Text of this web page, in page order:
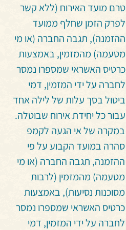
טרם מועד האירוח (ללא קשר
לפרק הזמן שחלף ממועד
ההזמנה), תגבה החברה (או מי
מטעמה) מהמזמין, באמצעות
כרטיס האשראי שמספרו נמסר
לחברה על ידי המזמין, דמי
ביטול בסך עלות של לילה אחד
עבור כל יחידת אירוח שבוטלה.
במקרה של אי הגעה לקמפ
סהרה במועד הקבוע על פי
ההזמנה, תגבה החברה (או מי
מטעמה) מהמזמין (לרבות
מסוכנות נסיעות), באמצעות
כרטיס האשראי שמספרו נמסר
לחברה על ידי המזמין, דמי